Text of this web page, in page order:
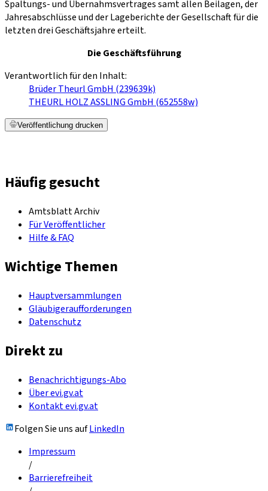
Spaltungs- und Übernahmsvertrages samt allen Beilagen, der
Jahresabschlüsse und der Lageberichte der Gesellschaft für die
letzten drei Geschäftsjahre erteilt.
Die Geschäftsführung
Verantwortlich für den Inhalt:
Brüder Theurl GmbH (239639k)
THEURL HOLZ ASSLING GmbH (652558w)
Veröffentlichung drucken
Häufig gesucht
Amtsblatt Archiv
Für Veröffentlicher
Hilfe & FAQ
Wichtige Themen
Hauptversammlungen
Gläubigeraufforderungen
Datenschutz
Direkt zu
Benachrichtigungs-Abo
Über evi.gv.at
Kontakt evi.gv.at
Folgen Sie uns aufLinkedIn
Impressum
/
Barrierefreiheit